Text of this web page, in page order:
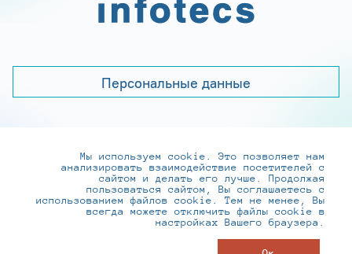
Персональные данные
+7 (495) 737-6192, 8-800-250-0-260
practice@infotecs.ru,hr@infotecs.ru
127273, г. Москва, Отрадная ул., 2Б строение 1
Мы используем cookie. Это позволяет нам
анализировать взаимодействие посетителей с
сайтом и делать его лучше. Продолжая
пользоваться сайтом, Вы соглашаетесь с
использованием файлов cookie. Тем не менее, Вы
всегда можете отключить файлы cookie в
настройках Вашего браузера.